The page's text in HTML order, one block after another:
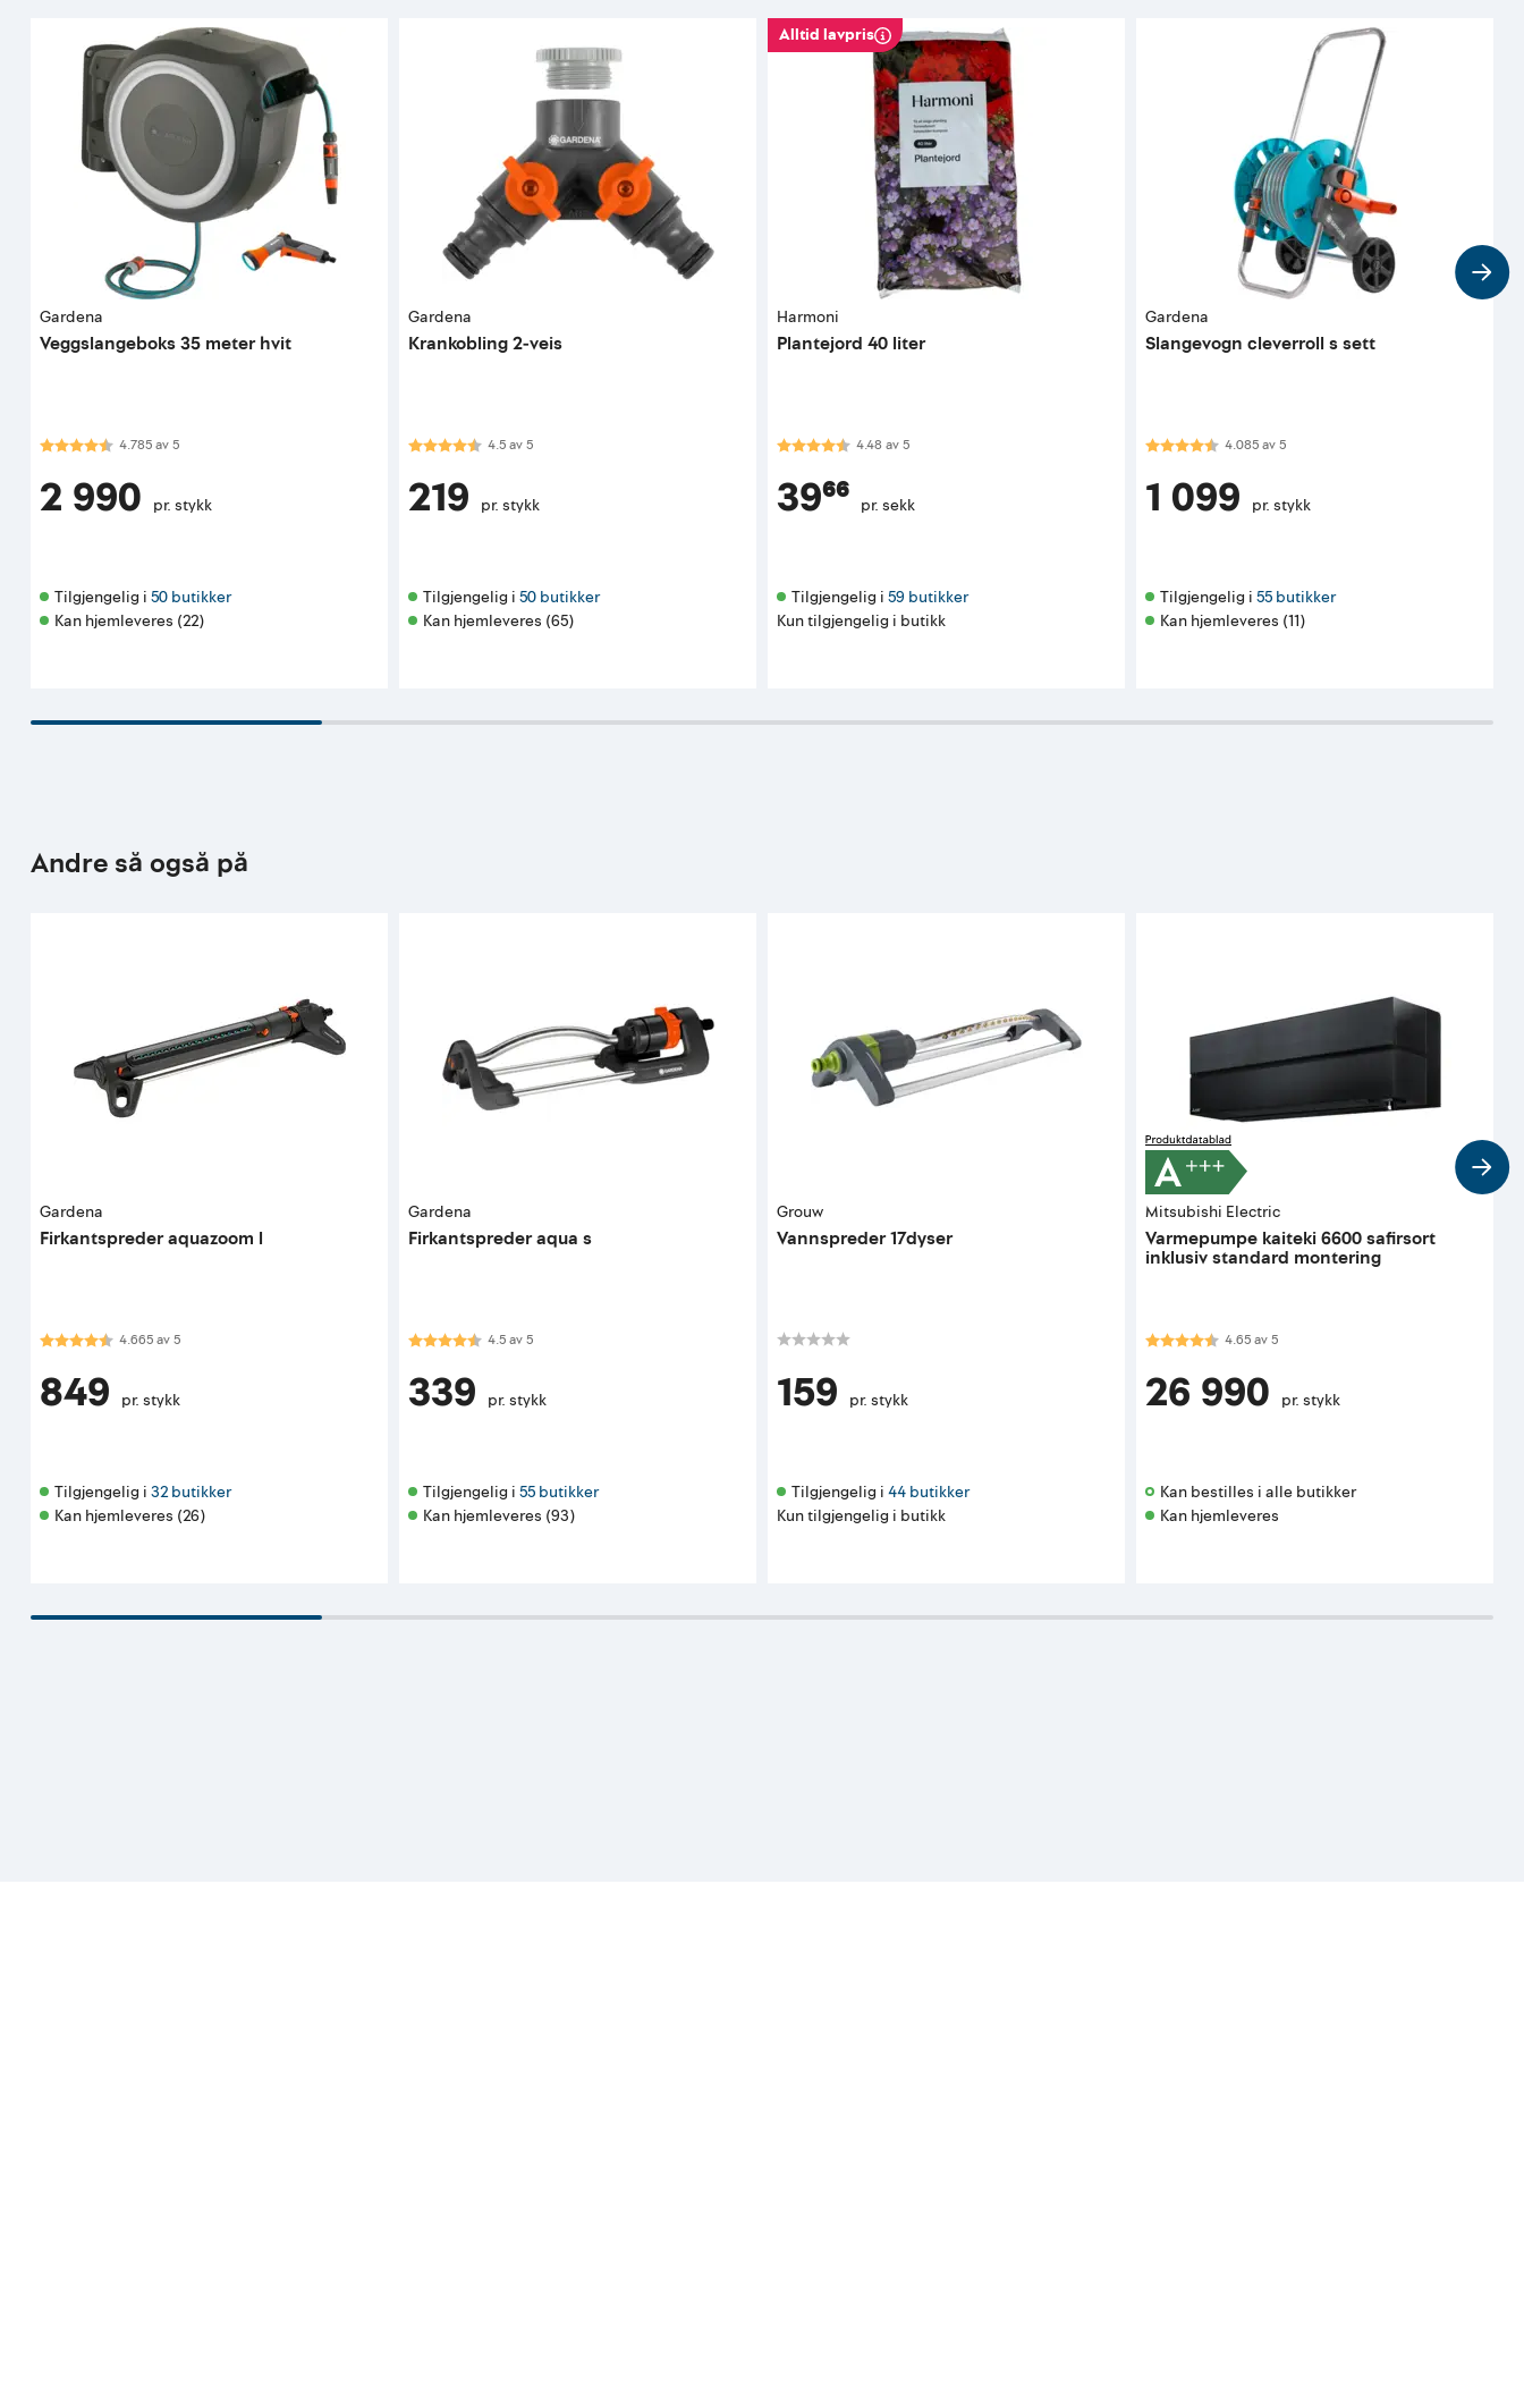
Gardena
Veggslangeboks 35 meter hvit
Karakter:4.8 av 5 mulige
4.785av5
2 990 pr. stykk
Tilgjengelig i 50 butikker
Kan hjemleveres (22)
Gardena
Krankobling 2-veis
Karakter:4.5 av 5 mulige
4.5av5
219 pr. stykk
Tilgjengelig i 50 butikker
Kan hjemleveres (65)
Alltid lavpris
Harmoni
Plantejord 40 liter
Karakter:4.5 av 5 mulige
4.48av5
39⁶⁶ pr. sekk
Tilgjengelig i 59 butikker
Kun tilgjengelig i butikk
Gardena
Slangevogn cleverroll s sett
Karakter:4.1 av 5 mulige
4.085av5
1 099 pr. stykk
Tilgjengelig i 55 butikker
Kan hjemleveres (11)
Andre så også på
Gardena
Firkantspreder aquazoom l
Karakter:4.7 av 5 mulige
4.665av5
849 pr. stykk
Tilgjengelig i 32 butikker
Kan hjemleveres (26)
Gardena
Firkantspreder aqua s
Karakter:4.5 av 5 mulige
4.5av5
339 pr. stykk
Tilgjengelig i 55 butikker
Kan hjemleveres (93)
Grouw
Vannspreder 17dyser
159 pr. stykk
Tilgjengelig i 44 butikker
Kun tilgjengelig i butikk
Mitsubishi Electric
Varmepumpe kaiteki 6600 safirsort
inklusiv standard montering
Karakter:4.7 av 5 mulige
4.65av5
26 990 pr. stykk
Kan bestilles i alle butikker
Kan hjemleveres